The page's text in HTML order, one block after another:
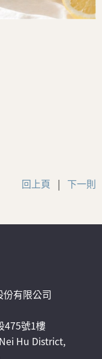
回上頁 | 下一則
有限公司
475號1樓
Hu District,